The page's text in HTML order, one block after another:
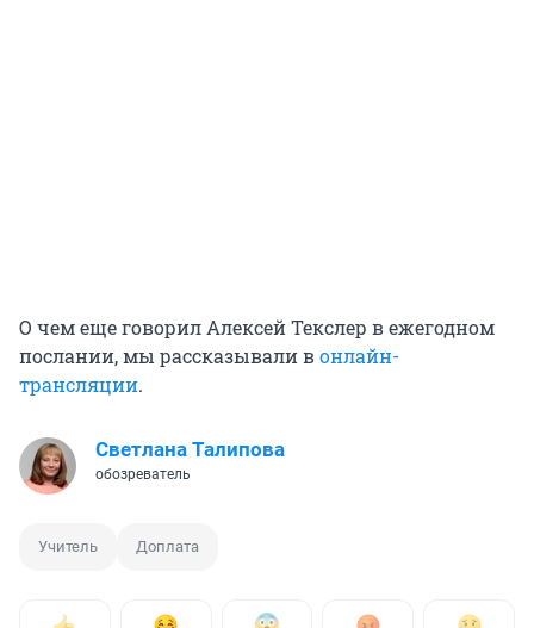
О чем еще говорил Алексей Текслер в ежегодном
послании, мы рассказывали вонлайн-
трансляции.
Светлана Талипова
обозреватель
Учитель Доплата